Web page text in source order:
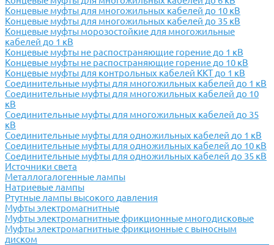
Концевые муфты для многожильных кабелей до 10 кВ
Концевые муфты для многожильных кабелей до 35 кВ
Концевые муфты морозостойкие для многожильные
кабелей до 1 кВ
Концевые муфты не распостраняющие горение до 1 кВ
Концевые муфты не распостраняющие горение до 10 кВ
Концевые муфты для контрольных кабелей ККТ до 1 кВ
Соединительные муфты для многожильных кабелей до 1 кВ
Соединительные муфты для многожильных кабелей до 10
кВ
Соединительные муфты для многожильных кабелей до 35
кВ
Соединительные муфты для одножильных кабелей до 1 кВ
Соединительные муфты для одножильных кабелей до 10 кВ
Соединительные муфты для одножильных кабелей до 35 кВ
Источники света
Металлогалогенные лампы
Натриевые лампы
Ртутные лампы высокого давления
Муфты электромагнитные
Муфты электромагнитные фрикционные многодисковые
Муфты электромагнитные фрикционные с выносным
диском